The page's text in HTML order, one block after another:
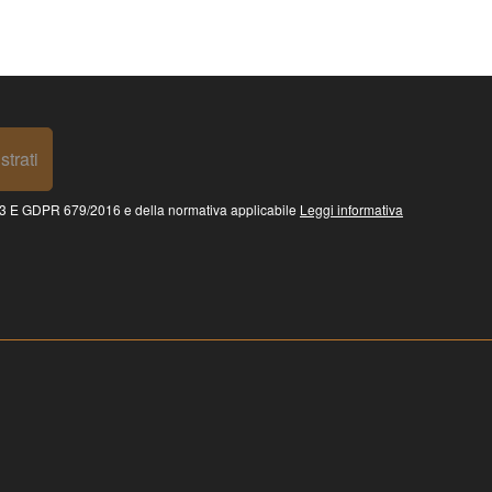
E GDPR 679/2016 e della normativa applicabile Leggi informativa